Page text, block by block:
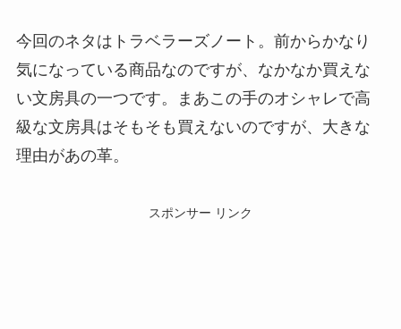
今回のネタはトラベラーズノート。前からかなり
気になっている商品なのですが、なかなか買えな
い文房具の一つです。まあこの手のオシャレで高
級な文房具はそもそも買えないのですが、大きな
理由があの革。
スポンサー リンク